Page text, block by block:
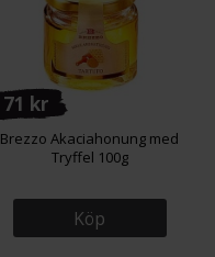
71 kr
Brezzo Akaciahonung med
Tryffel 100g
Köp